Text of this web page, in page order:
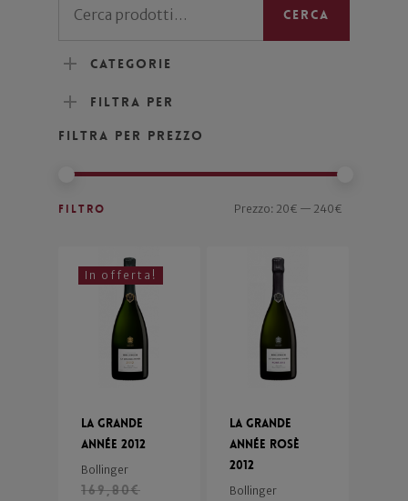
Cerca
Categorie
Filtra per
Filtra per prezzo
Filtro Prezzo: 20€ — 240€
In offerta!
La Grande
Année 2012
Bollinger
169,80€
La Grande
Année Rosè
2012
Bollinger